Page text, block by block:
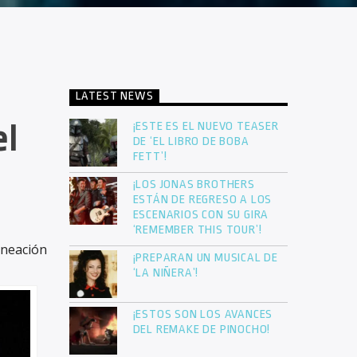
LATEST NEWS
¡ESTE ES EL NUEVO TEASER
DE ‘EL LIBRO DE BOBA
FETT’!
¡LOS JONAS BROTHERS
ESTÁN DE REGRESO A LOS
ESCENARIOS CON SU GIRA
‘REMEMBER THIS TOUR’!
¡PREPARAN UN MUSICAL DE
‘LA NIÑERA’!
¡ESTOS SON LOS AVANCES
DEL REMAKE DE PINOCHO!